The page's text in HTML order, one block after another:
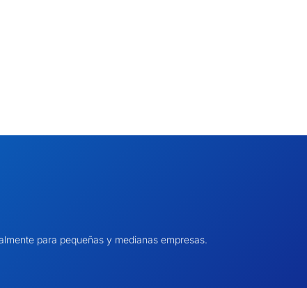
para pequeñas y medianas empresas.